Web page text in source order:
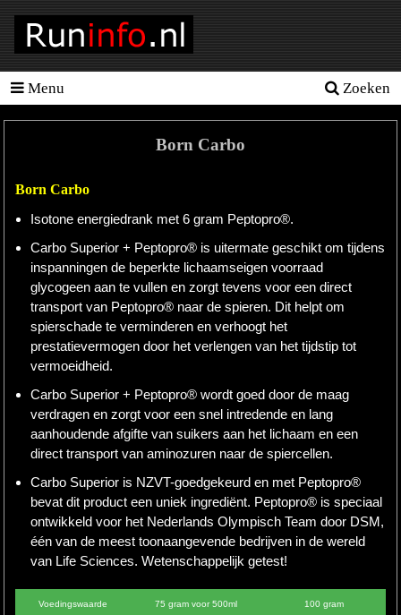
Menu Zoeken
Homepage
Hardloopschema's
Hartslagmeter
Wedstrijden
Sportvoeding
gewicht
Hardlopen
Tips
Boeken
Born Carbo
Born Carbo
Isotone energiedrank met 6 gram Peptopro®.
Carbo Superior + Peptopro® is uitermate geschikt om tijdens
inspanningen de beperkte lichaamseigen voorraad
glycogeen aan te vullen en zorgt tevens voor een direct
transport van Peptopro® naar de spieren. Dit helpt om
spierschade te verminderen en verhoogt het
prestatievermogen door het verlengen van het tijdstip tot
vermoeidheid.
Carbo Superior + Peptopro® wordt goed door de maag
verdragen en zorgt voor een snel intredende en lang
aanhoudende afgifte van suikers aan het lichaam en een
direct transport van aminozuren naar de spiercellen.
Carbo Superior is NZVT-goedgekeurd en met Peptopro®
bevat dit product een uniek ingrediënt. Peptopro® is speciaal
ontwikkeld voor het Nederlands Olympisch Team door DSM,
één van de meest toonaangevende bedrijven in de wereld
van Life Sciences. Wetenschappelijk getest!
Voedingswaarde 75 gram voor 500ml 100 gram